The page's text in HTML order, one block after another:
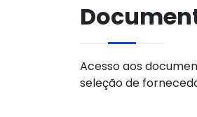
Acesso aos
seleção de